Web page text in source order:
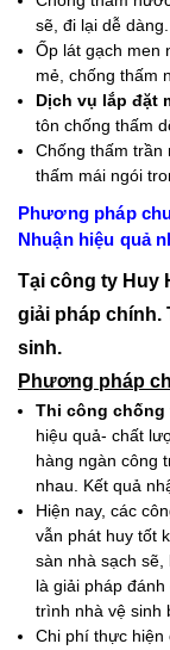
sẽ, đi lại dễ dàng.
Ốp lát gạch men
mẻ, chống thấm
Dịch vụ lắp đặt
tôn chống thấm
Chống thấm trần
thấm mái ngói
Phương pháp
Nhuận hiệu quả
Tại công ty Huy
giải pháp chính.
sinh.
Phương pháp
Thi công chống
hiệu quả- chất
hàng ngàn công
nhau. Kết quả
Hiện nay, các
vẫn phát huy tốt
sàn nhà sạch
là giải pháp
trình nhà vệ sinh
Chi phí thực hiện